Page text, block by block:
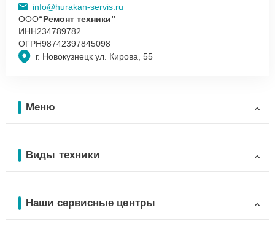
г. Новокузнецк ул. Кирова, 55
info@hurakan-servis.ru
ООО“Ремонт техники”
ИНН234789782
ОГРН98742397845098
Меню
Виды техники
Наши сервисные центры